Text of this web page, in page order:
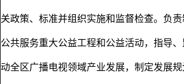
关政策、标准并组织实施和监督检查。负
公共服务重大公益工程和公益活动，指导
动全区广播电视领域产业发展，制定发展